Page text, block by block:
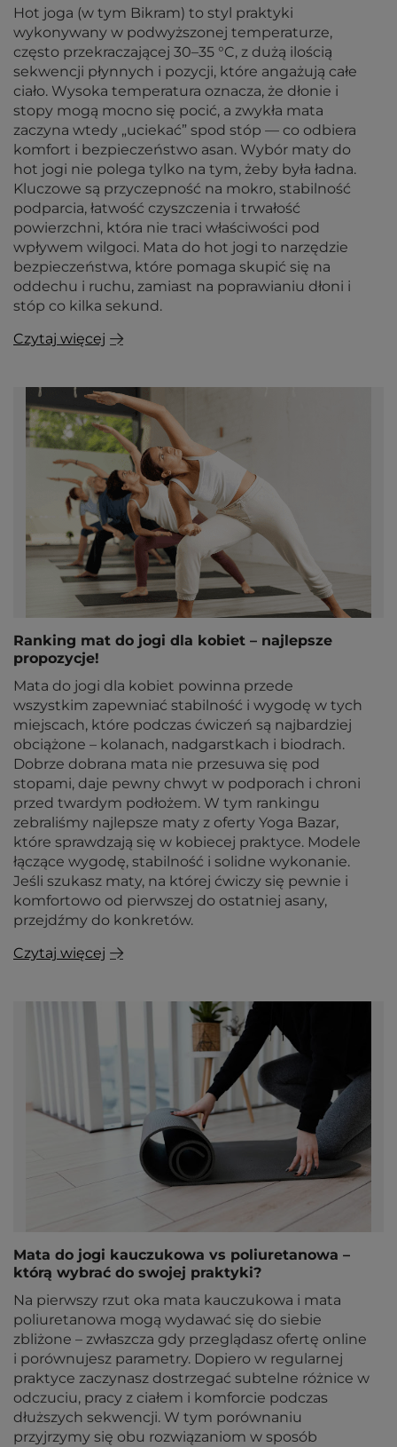
Hot joga (w tym Bikram) to styl praktyki
wykonywany w podwyższonej temperaturze,
często przekraczającej 30–35 °C, z dużą ilością
sekwencji płynnych i pozycji, które angażują całe
ciało. Wysoka temperatura oznacza, że dłonie i
stopy mogą mocno się pocić, a zwykła mata
zaczyna wtedy „uciekać” spod stóp — co odbiera
komfort i bezpieczeństwo asan. Wybór maty do
hot jogi nie polega tylko na tym, żeby była ładna.
Kluczowe są przyczepność na mokro, stabilność
podparcia, łatwość czyszczenia i trwałość
powierzchni, która nie traci właściwości pod
wpływem wilgoci. Mata do hot jogi to narzędzie
bezpieczeństwa, które pomaga skupić się na
oddechu i ruchu, zamiast na poprawianiu dłoni i
stóp co kilka sekund.
Czytaj więcej
Ranking mat do jogi dla kobiet – najlepsze
propozycje!
Mata do jogi dla kobiet powinna przede
wszystkim zapewniać stabilność i wygodę w tych
miejscach, które podczas ćwiczeń są najbardziej
obciążone – kolanach, nadgarstkach i biodrach.
Dobrze dobrana mata nie przesuwa się pod
stopami, daje pewny chwyt w podporach i chroni
przed twardym podłożem. W tym rankingu
zebraliśmy najlepsze maty z oferty Yoga Bazar,
które sprawdzają się w kobiecej praktyce. Modele
łączące wygodę, stabilność i solidne wykonanie.
Jeśli szukasz maty, na której ćwiczy się pewnie i
komfortowo od pierwszej do ostatniej asany,
przejdźmy do konkretów.
Czytaj więcej
Mata do jogi kauczukowa vs poliuretanowa –
którą wybrać do swojej praktyki?
Na pierwszy rzut oka mata kauczukowa i mata
poliuretanowa mogą wydawać się do siebie
zbliżone – zwłaszcza gdy przeglądasz ofertę online
i porównujesz parametry. Dopiero w regularnej
praktyce zaczynasz dostrzegać subtelne różnice w
odczuciu, pracy z ciałem i komforcie podczas
dłuższych sekwencji. W tym porównaniu
przyjrzymy się obu rozwiązaniom w sposób